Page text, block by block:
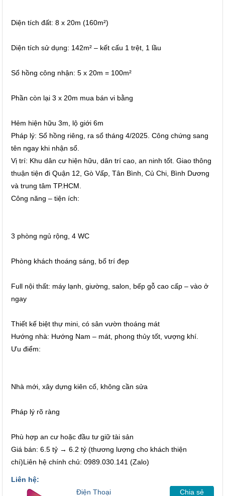
Diện tích đất: 8 x 20m (160m²)
Diện tích sử dụng: 142m² – kết cấu 1 trệt, 1 lầu
Sổ hồng công nhận: 5 x 20m = 100m²
Phần còn lại 3 x 20m mua bán vi bằng
Hẻm hiện hữu 3m, lộ giới 6m
Pháp lý: Sổ hồng riêng, ra sổ tháng 4/2025. Công chứng sang
tên ngay khi nhận sổ.
Vị trí: Khu dân cư hiện hữu, dân trí cao, an ninh tốt. Giao thông
thuận tiện đi Quận 12, Gò Vấp, Tân Bình, Củ Chi, Bình Dương
và trung tâm TP.HCM.
Công năng – tiện ích:
3 phòng ngủ rộng, 4 WC
Phòng khách thoáng sáng, bố trí đẹp
Full nội thất: máy lạnh, giường, salon, bếp gỗ cao cấp – vào ở
ngay
Thiết kế biệt thự mini, có sân vườn thoáng mát
Hướng nhà: Hướng Nam – mát, phong thủy tốt, vượng khí.
Ưu điểm:
Nhà mới, xây dựng kiên cố, không cần sửa
Pháp lý rõ ràng
Phù hợp an cư hoặc đầu tư giữ tài sản
Giá bán: 6.5 tỷ → 6.2 tỷ (thương lượng cho khách thiện
chí)Liên hệ chính chủ: 0989.030.141 (Zalo)
Liên hệ:
Điện Thoại
Chia sẻ